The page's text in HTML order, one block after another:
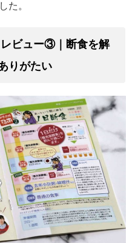
た。
ビュー③｜断食を解
りがたい